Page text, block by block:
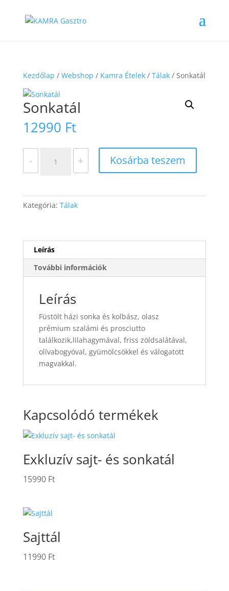
Kezdőlap / Webshop / Kamra Ételek/ Tálak/ Sonkatál
Sonkatál
12990 Ft
-
mennyiség
+ Kosárba teszem
Kategória: Tálak
Leírás
További információk
Leírás
Füstölt házi sonka és kolbász, olasz
prémium szalámi és prosciutto
találkozik,lilahagymával, friss zöldsalátával,
olívabogyóval, gyümölcsökkel és válogatott
magvakkal.
Kapcsolódó termékek
Exkluzív sajt- és sonkatál
15990 Ft
Sajttál
11990 Ft